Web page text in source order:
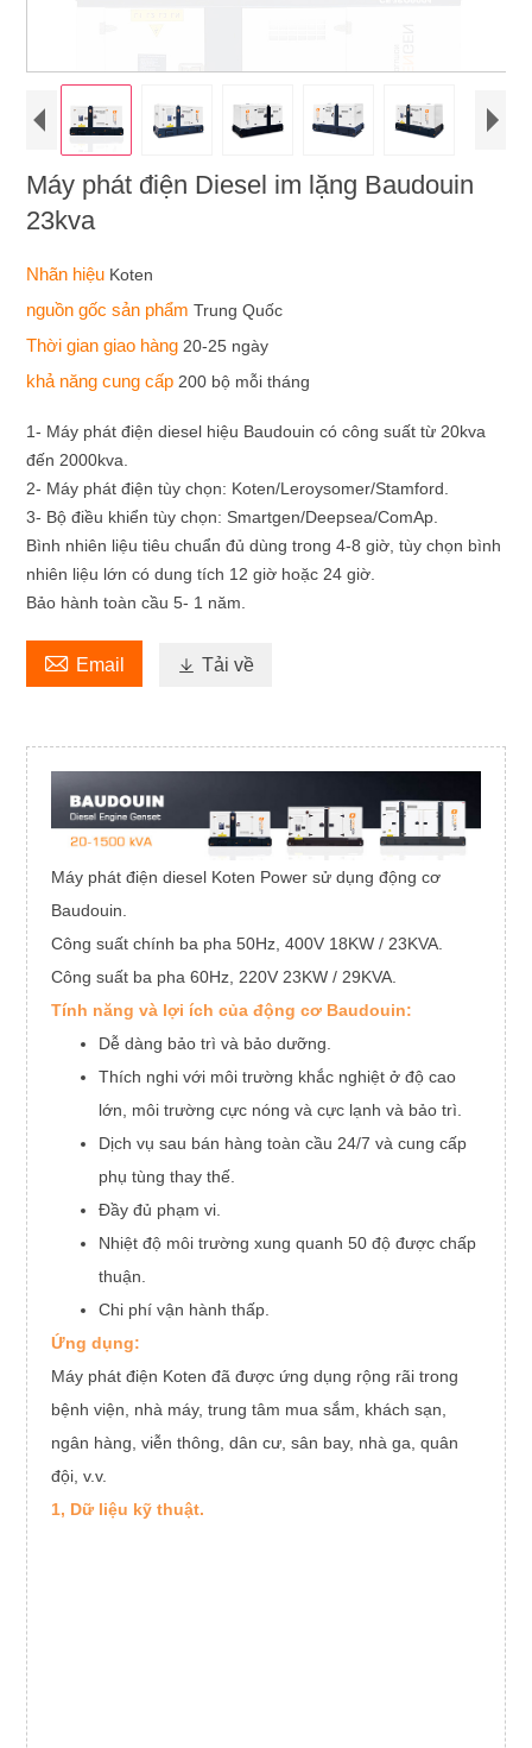
Máy phát điện Diesel im lặng Baudouin
23kva
Nhãn hiệu Koten
nguồn gốc sản phẩmTrung Quốc
Thời gian giao hàng 20-25 ngày
khả năng cung cấp 200 bộ mỗi tháng
1- Máy phát điện diesel hiệu Baudouin có công suất từ ​​20kva
đến 2000kva.
2- Máy phát điện tùy chọn: Koten/Leroysomer/Stamford.
3- Bộ điều khiển tùy chọn: Smartgen/Deepsea/ComAp.
Bình nhiên liệu tiêu chuẩn đủ dùng trong 4-8 giờ, tùy chọn bình
nhiên liệu lớn có dung tích 12 giờ hoặc 24 giờ.
Bảo hành toàn cầu 5- 1 năm.
 Email  Tải về
Máy phát điện diesel Koten Power sử dụng động cơ
Baudouin.
Công suất chính ba pha 50Hz, 400V 18KW / 23KVA.
Công suất ba pha 60Hz, 220V 23KW / 29KVA.
Tính năng và lợi ích của động cơ Baudouin:
Dễ dàng bảo trì và bảo dưỡng.
Thích nghi với môi trường khắc nghiệt ở độ cao
lớn, môi trường cực nóng và cực lạnh và bảo trì.
Dịch vụ sau bán hàng toàn cầu 24/7 và cung cấp
phụ tùng thay thế.
Đầy đủ phạm vi.
Nhiệt độ môi trường xung quanh 50 độ được chấp
thuận.
Chi phí vận hành thấp.
Ứng dụng:
Máy phát điện Koten đã được ứng dụng rộng rãi trong
bệnh viện, nhà máy, trung tâm mua sắm, khách sạn,
ngân hàng, viễn thông, dân cư, sân bay, nhà ga, quân
đội, v.v.
1, Dữ liệu kỹ thuật.